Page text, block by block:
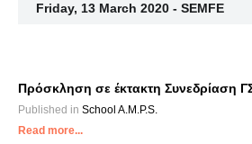
Friday, 13 March 2020 - SEMFE
Πρόσκληση σε έκτακτη Συνεδρίαση
Published in School A.M.P.S.
Read more...